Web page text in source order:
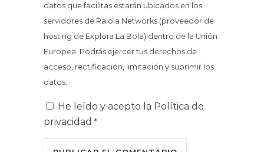
datos que facilitas estarán ubicados en los
servidores de Raiola Networks (proveedor de
hosting de Explora La Bola) dentro de la Unión
Europea. Podrás ejercer tus derechos de
acceso, rectificación, limitación y suprimir los
datos.
He leído y acepto la Política de
privacidad *